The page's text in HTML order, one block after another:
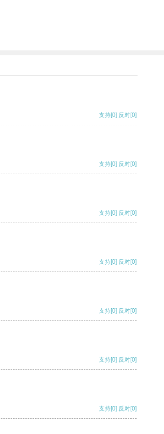
支持[0] 反对[0]
支持[0] 反对[0]
支持[0] 反对[0]
支持[0] 反对[0]
支持[0] 反对[0]
支持[0] 反对[0]
支持[0] 反对[0]